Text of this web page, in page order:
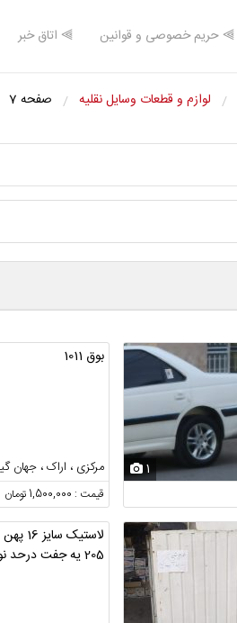
⫸ حریم خصوصی و قوانین ⫸ اتاق خبر
لوازم و قطعات وسایل نقلیه صفحه 7
1
بوق 1011
مرکزی ، اراک ، جهان
قیمت : 1,500,000 تومان
لاستیک سایز
205 یه جفت درحد نو